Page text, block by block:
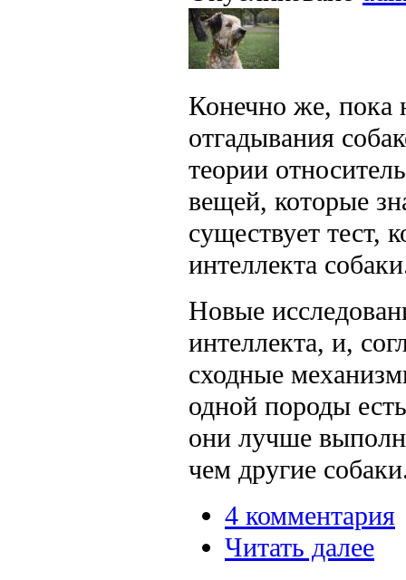
Конечно же, пока
отгадывания
теории
вещей, которые
существует тест,
интеллекта
Новые
интеллекта, и,
сходные
одной породы
они лучше
чем другие
4 комментария
Читать далее